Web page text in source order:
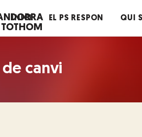
TOTHOM
INICI EL PS RESPON QUI
de canvi